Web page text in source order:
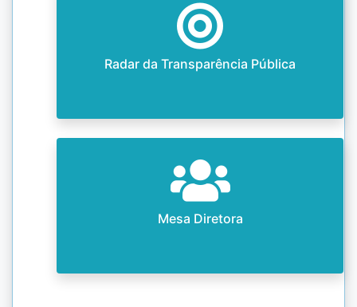
Radar da Transparência Pública
Mesa Diretora